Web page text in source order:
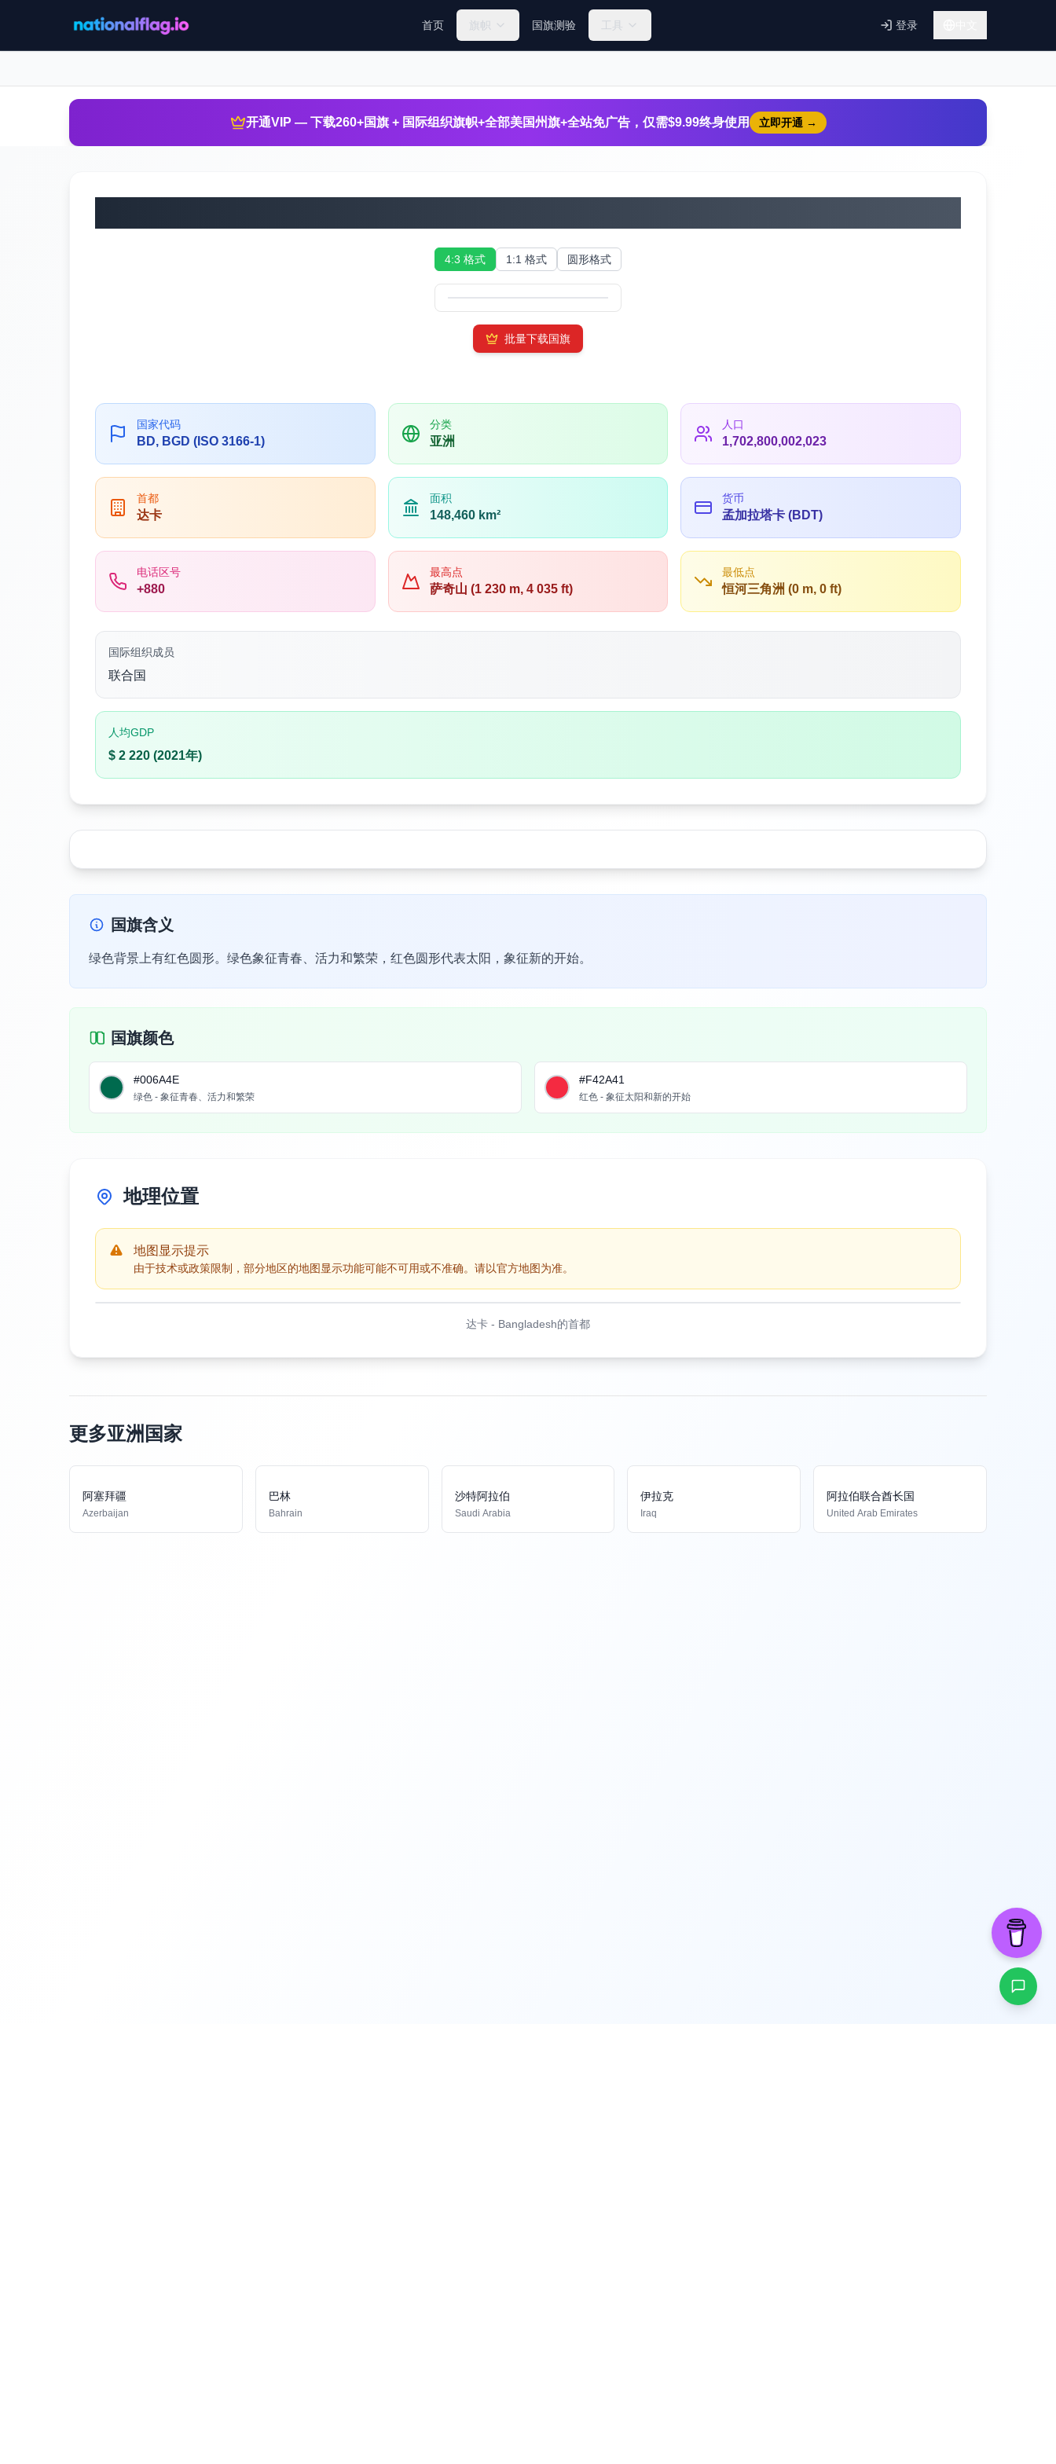
首页 旗帜 国旗测验 登录
开通VIP — 下载260+国旗 + 国际组织旗帜+全部美国州旗+全站免广告，仅需$9.99终身使用 立即开通 →
4:3 格式 1:1 格式 圆形格式
批量下载国旗
国家代码
BD, BGD (ISO 3166-1)
分类
亚洲
人口
1,702,800,002,023
首都
达卡
面积
148,460 km²
货币
孟加拉塔卡 (BDT)
电话区号
+880
最高点
萨奇山 (1 230 m, 4 035 ft)
最低点
恒河三角洲 (0 m, 0 ft)
国际组织成员
联合国
人均GDP
$ 2 220 (2021年)
国旗含义
绿色背景上有红色圆形。绿色象征青春、活力和繁荣，红色圆形代表太阳，象征新的开始。
国旗颜色
#006A4E
绿色 - 象征青春、活力和繁荣
#F42A41
红色 - 象征太阳和新的开始
地理位置
地图显示提示
由于技术或政策限制，部分地区的地图显示功能可能不可用或不准确。请以官方地图为准。
达卡 - Bangladesh的首都
更多亚洲国家
阿塞拜疆
Azerbaijan
巴林
Bahrain
沙特阿拉伯
Saudi Arabia
伊拉克
Iraq
阿拉伯联合酋长国
United Arab Emirates